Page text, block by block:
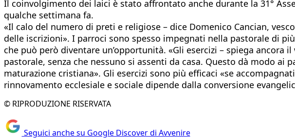
Il coinvolgimento dei laici è stato affrontato anche durante la 31°
qualche settimana fa.
«Il calo del numero di preti e religiose – dice Domenico Cancian,
delle iscrizioni». I parroci sono spesso impegnati nella pastorale di
che può però diventare un’opportunità. «Gli esercizi – spiega ancora
pastorale, senza che nessuno si assenti da casa. Questo dà modo
maturazione cristiana». Gli esercizi sono più efficaci «se
rinnovamento ecclesiale e sociale dipende dalla conversione
© RIPRODUZIONE RISERVATA
Seguici anche su Google Discover di Avvenire